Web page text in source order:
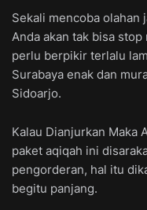
Sekali mencoba olahan
Anda akan tak bisa
perlu berpikir terlalu
Surabaya enak dan
Sidoarjo.
Kalau Dianjurkan Maka
paket aqiqah ini
pengorderan, hal itu
begitu panjang.